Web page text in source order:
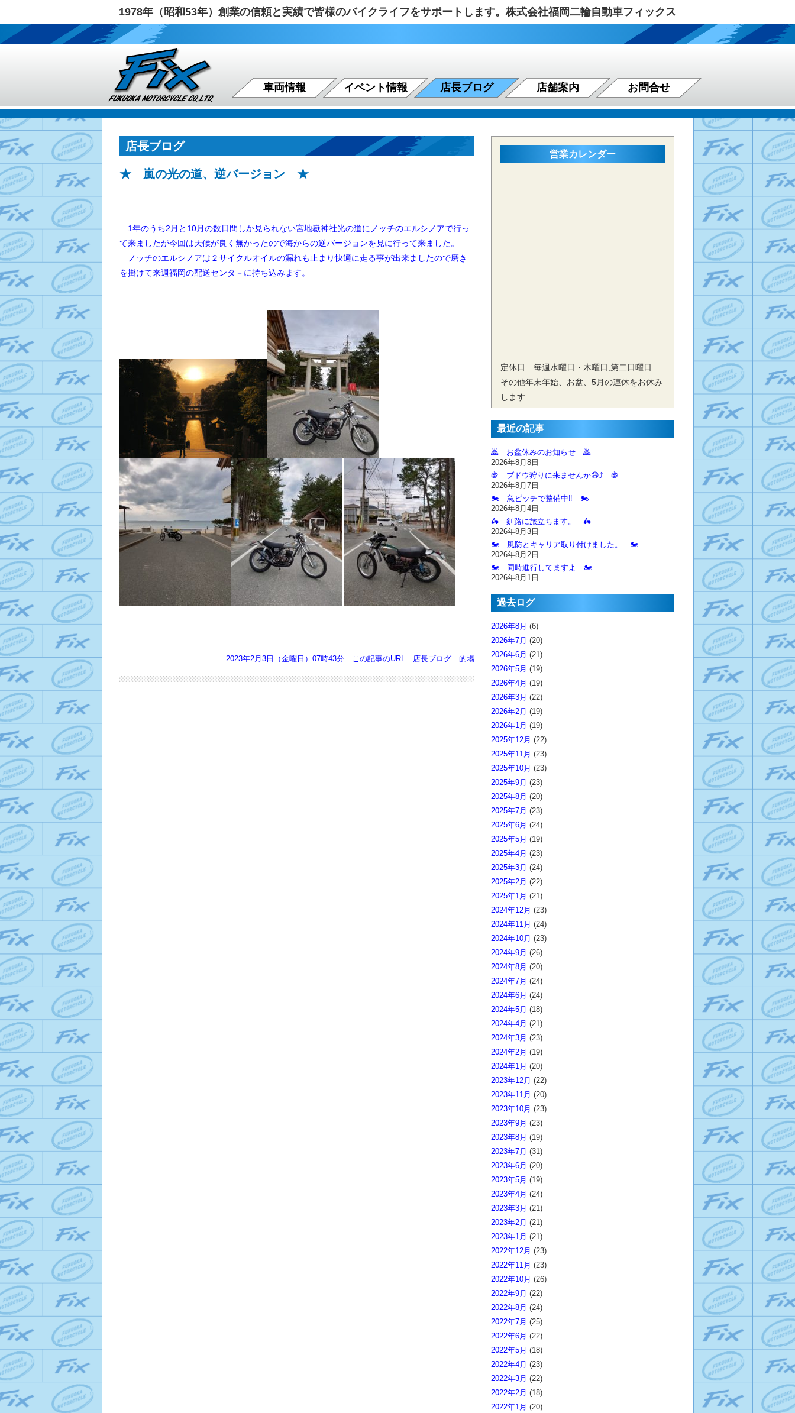
1978年（昭和53年）創業の信頼と実績で皆様のバイクライフをサポートします。株式会社福岡二輪自動車フィックス
車両情報 イベント情報 店長ブログ 店舗案内 お問合せ
店長ブログ
★ 嵐の光の道、逆バージョン ★
1年のうち2月と10月の数日間しか見られない宮地嶽神社光の道にノッチのエルシノアで行っ
て来ましたが今回は天候が良く無かったので海からの逆バージョンを見に行って来ました。
ノッチのエルシノアは２サイクルオイルの漏れも止まり快適に走る事が出来ましたので磨き
を掛けて来週福岡の配送センタ－に持ち込みます。
2023年2月3日（金曜日）07時43分 この記事のURL 店長ブログ 的場
営業カレンダー
定休日 毎週水曜日・木曜日,第二日曜日
その他年末年始、お盆、5月の連休をお休み
します
最近の記事
🙇‍ お盆休みのお知らせ 🙇‍
2026年8月8日
🍇 ブドウ狩りに来ませんか😄⤴️ 🍇
2026年8月7日
🏍️ 急ピッチで整備中‼️ 🏍️
2026年8月4日
🛵 釧路に旅立ちます。 🛵
2026年8月3日
🏍️ 風防とキャリア取り付けました。 🏍️
2026年8月2日
🏍️ 同時進行してますよ 🏍️
2026年8月1日
過去ログ
2026年8月 (6)
2026年7月 (20)
2026年6月 (21)
2026年5月 (19)
2026年4月 (19)
2026年3月 (22)
2026年2月 (19)
2026年1月 (19)
2025年12月 (22)
2025年11月 (23)
2025年10月 (23)
2025年9月 (23)
2025年8月 (20)
2025年7月 (23)
2025年6月 (24)
2025年5月 (19)
2025年4月 (23)
2025年3月 (24)
2025年2月 (22)
2025年1月 (21)
2024年12月 (23)
2024年11月 (24)
2024年10月 (23)
2024年9月 (26)
2024年8月 (20)
2024年7月 (24)
2024年6月 (24)
2024年5月 (18)
2024年4月 (21)
2024年3月 (23)
2024年2月 (19)
2024年1月 (20)
2023年12月 (22)
2023年11月 (20)
2023年10月 (23)
2023年9月 (23)
2023年8月 (19)
2023年7月 (31)
2023年6月 (20)
2023年5月 (19)
2023年4月 (24)
2023年3月 (21)
2023年2月 (21)
2023年1月 (21)
2022年12月 (23)
2022年11月 (23)
2022年10月 (26)
2022年9月 (22)
2022年8月 (24)
2022年7月 (25)
2022年6月 (22)
2022年5月 (18)
2022年4月 (23)
2022年3月 (22)
2022年2月 (18)
2022年1月 (20)